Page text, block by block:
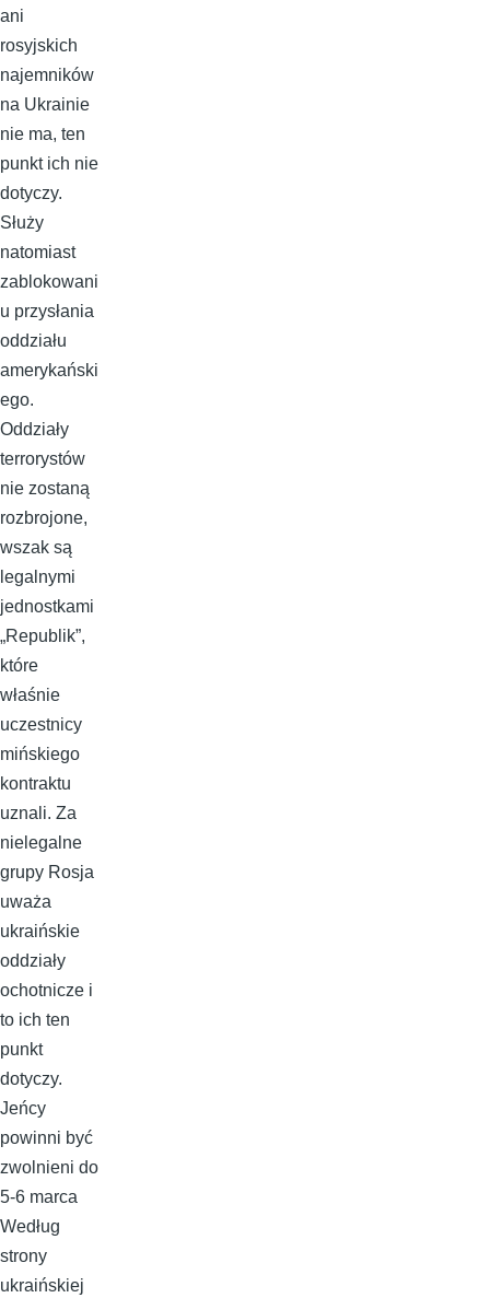
ani
rosyjskich
najemników
na Ukrainie
nie ma, ten
punkt ich nie
dotyczy.
Służy
natomiast
zablokowani
u przysłania
oddziału
amerykański
ego.
Oddziały
terrorystów
nie zostaną
rozbrojone,
wszak są
legalnymi
jednostkami
„Republik”,
które
właśnie
uczestnicy
mińskiego
kontraktu
uznali. Za
nielegalne
grupy Rosja
uważa
ukraińskie
oddziały
ochotnicze i
to ich ten
punkt
dotyczy.
Jeńcy
powinni być
zwolnieni do
5-6 marca
Według
strony
ukraińskiej